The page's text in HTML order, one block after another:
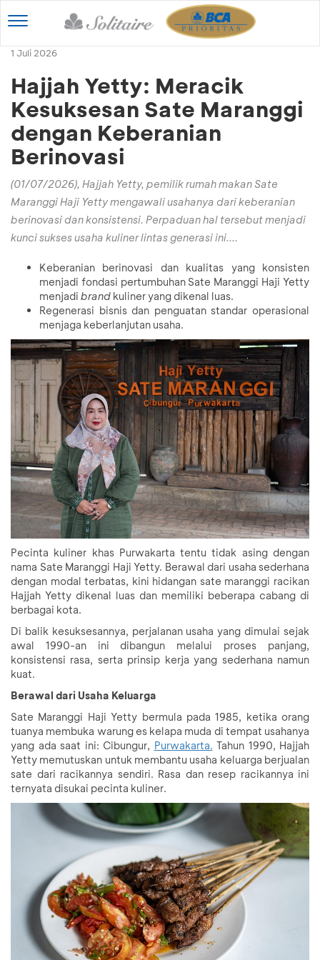
1 Juli 2026
Hajjah Yetty: Meracik
Kesuksesan Sate Maranggi
dengan Keberanian
Berinovasi
(01/07/2026), Hajjah Yetty, pemilik rumah makan Sate
Maranggi Haji Yetty mengawali usahanya dari keberanian
berinovasi dan konsistensi. Perpaduan hal tersebut menjadi
kunci sukses usaha kuliner lintas generasi ini....
Keberanian berinovasi dan kualitas yang konsisten
menjadi fondasi pertumbuhan Sate Maranggi Haji Yetty
menjadi brand kuliner yang dikenal luas.
Regenerasi bisnis dan penguatan standar operasional
menjaga keberlanjutan usaha.
Pecinta kuliner khas Purwakarta tentu tidak asing dengan
nama Sate Maranggi Haji Yetty. Berawal dari usaha sederhana
dengan modal terbatas, kini hidangan sate maranggi racikan
Hajjah Yetty dikenal luas dan memiliki beberapa cabang di
berbagai kota.
Di balik kesuksesannya, perjalanan usaha yang dimulai sejak
awal 1990-an ini dibangun melalui proses panjang,
konsistensi rasa, serta prinsip kerja yang sederhana namun
kuat.
Berawal dari Usaha Keluarga
Sate Maranggi Haji Yetty bermula pada 1985, ketika orang
tuanya membuka warung es kelapa muda di tempat usahanya
yang ada saat ini: Cibungur, Purwakarta. Tahun 1990, Hajjah
Yetty memutuskan untuk membantu usaha keluarga berjualan
sate dari racikannya sendiri. Rasa dan resep racikannya ini
ternyata disukai pecinta kuliner.